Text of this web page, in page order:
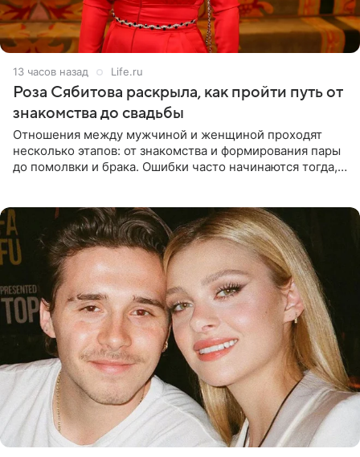
13 часов назад Life.ru
Роза Сябитова раскрыла, как пройти путь от
знакомства до свадьбы
Отношения между мужчиной и женщиной проходят
несколько этапов: от знакомства и формирования пары
до помолвки и брака. Ошибки часто начинаются тогда,